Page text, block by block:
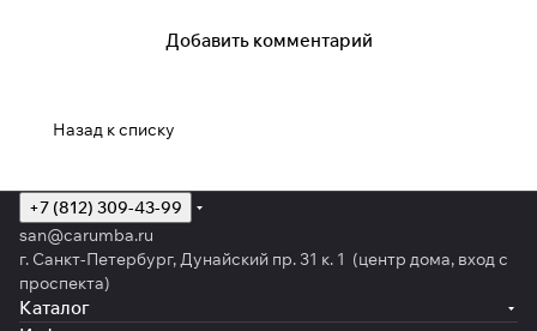
Добавить комментарий
Назад к списку
+7 (812) 309-43-99
san@carumba.ru
г. Санкт-Петербург, Дунайский пр. 31 к. 1 (центр дома, вход с
проспекта)
Каталог